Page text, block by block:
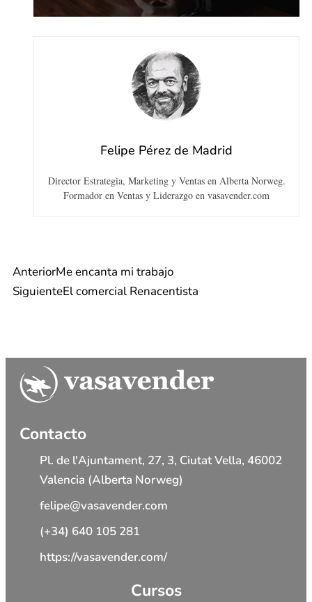
Felipe Pérez de Madrid
Director Estrategia, Marketing y Ventas en Alberta Norweg.
Formador en Ventas y Liderazgo en vasavender.com
AnteriorMe encanta mi trabajo
SiguienteEl comercial Renacentista
Contacto
Pl. de l'Ajuntament, 27, 3, Ciutat Vella, 46002
Valencia (Alberta Norweg)
felipe@vasavender.com
(+34) 640 105 281
https://vasavender.com/
Cursos